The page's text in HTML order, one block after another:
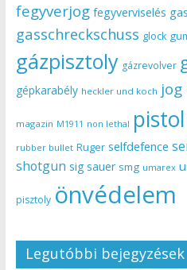
fegyverjog fegyverviselés
gasschreckschuss glock
gázpisztoly gázrevolver
gépkarabély heckler und koch jog
magazin M1911 non lethal pistol
rubber bullet Ruger selfdefence
shotgun sig sauer smg umarex
pisztoly önvédelem
Legutóbbi bejegyzések